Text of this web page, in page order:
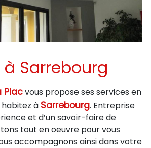
Sarrebourg
Placvous propose ses services en
habitez à Sarrebourg. Entreprise
et d’un savoir-faire de
tout en oeuvre pour vous
accompagnons ainsi dans votre